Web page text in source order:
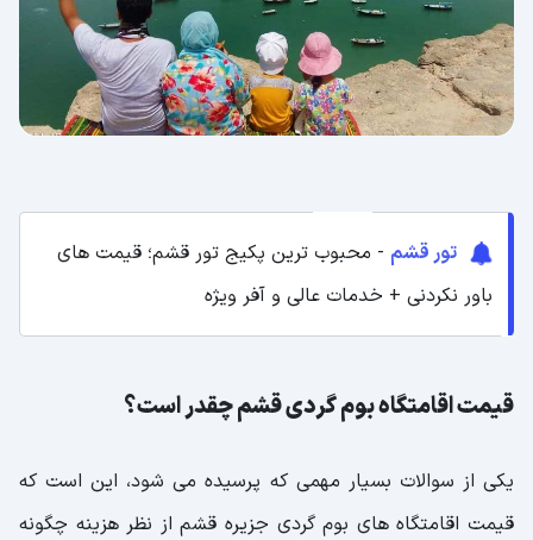
تور قشم - محبوب ترین پکیج تور قشم؛ قیمت های
باور نکردنی + خدمات عالی و آفر ویژه
قیمت اقامتگاه بوم گردی قشم چقدر است؟
یکی از سوالات بسیار مهمی که پرسیده می شود، این است که
قیمت اقامتگاه های بوم گردی جزیره قشم از نظر هزینه چگونه